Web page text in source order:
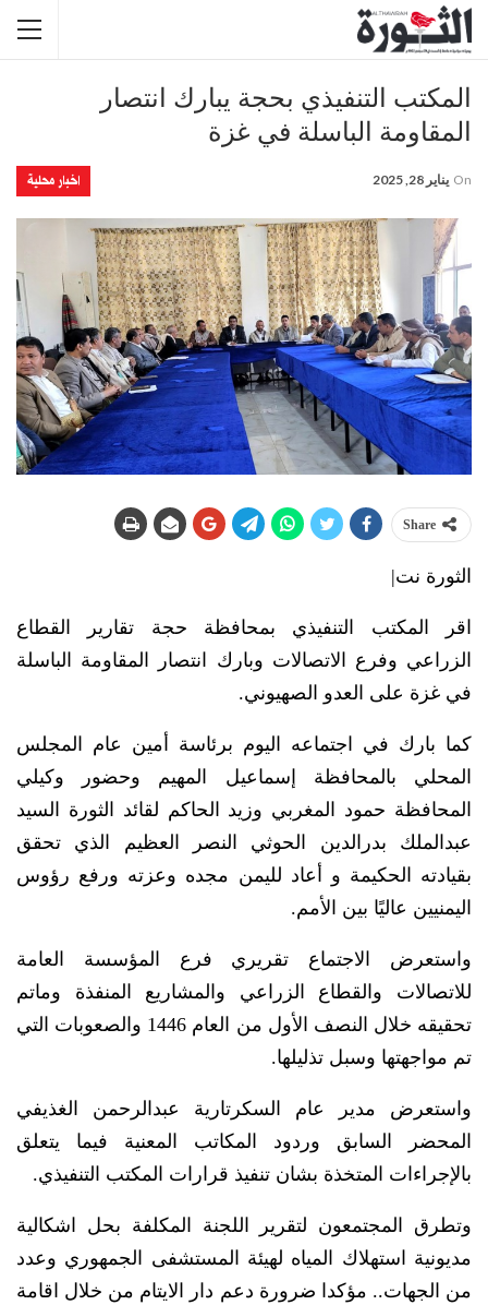
المكتب التنفيذي بحجة يبارك انتصار
المقاومة الباسلة في غزة
اخبار محلية On يناير 28, 2025
Share
الثورة نت|
اقر المكتب التنفيذي بمحافظة حجة تقارير القطاع
الزراعي وفرع الاتصالات وبارك انتصار المقاومة الباسلة
في غزة على العدو الصهيوني.
كما بارك في اجتماعه اليوم برئاسة أمين عام المجلس
المحلي بالمحافظة إسماعيل المهيم وحضور وكيلي
المحافظة حمود المغربي وزيد الحاكم لقائد الثورة السيد
عبدالملك بدرالدين الحوثي النصر العظيم الذي تحقق
بقيادته الحكيمة و أعاد لليمن مجده وعزته ورفع رؤوس
اليمنيين عاليًا بين الأمم.
واستعرض الاجتماع تقريري فرع المؤسسة العامة
للاتصالات والقطاع الزراعي والمشاريع المنفذة وماتم
تحقيقه خلال النصف الأول من العام 1446 والصعوبات التي
تم مواجهتها وسبل تذليلها.
واستعرض مدير عام السكرتارية عبدالرحمن الغذيفي
المحضر السابق وردود المكاتب المعنية فيما يتعلق
بالإجراءات المتخذة بشان تنفيذ قرارات المكتب التنفيذي.
وتطرق المجتمعون لتقرير اللجنة المكلفة بحل اشكالية
مديونية استهلاك المياه لهيئة المستشفى الجمهوري وعدد
من الجهات.. مؤكدا ضرورة دعم دار الايتام من خلال اقامة